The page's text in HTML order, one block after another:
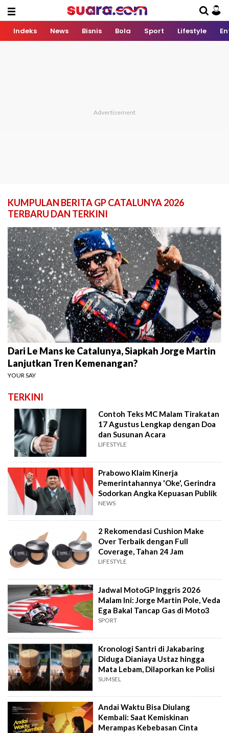
Indeks News Bisnis Bola Sport Lifestyle
KUMPULAN BERITA GP CATALUNYA 2026
TERBARU DAN TERKINI
Dari Le Mans ke Catalunya, Siapkah Jorge Martin
Lanjutkan Tren Kemenangan?
YOUR SAY
TERKINI
Contoh Teks MC Malam Tirakatan
17 Agustus Lengkap dengan Doa
dan Susunan Acara
LIFESTYLE
Prabowo Klaim Kinerja
Pemerintahannya 'Oke', Gerindra
Sodorkan Angka Kepuasan Publik
NEWS
2 Rekomendasi Cushion Make
Over Terbaik dengan Full
Coverage, Tahan 24 Jam
LIFESTYLE
Jadwal MotoGP Inggris 2026
Malam Ini: Jorge Martin Pole, Veda
Ega Bakal Tancap Gas di Moto3
SPORT
Kronologi Santri di Jakabaring
Diduga Dianiaya Ustaz hingga
Mata Lebam, Dilaporkan ke Polisi
SUMSEL
Andai Waktu Bisa Diulang
Kembali: Saat Kemiskinan
Merampas Kebebasan Cinta